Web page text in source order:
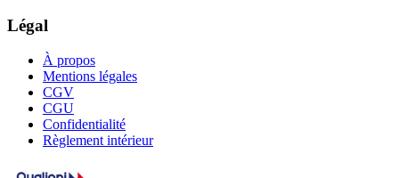
Légal
À propos
Mentions légales
CGV
CGU
Confidentialité
Règlement intérieur